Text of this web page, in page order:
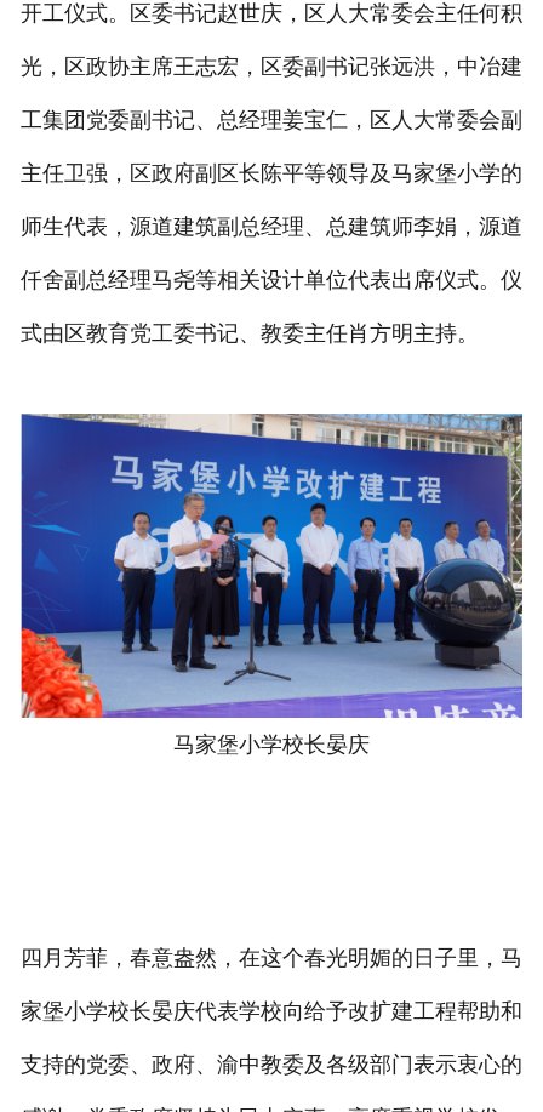
开工仪式。区委书记赵世庆，区人大常委会主任何积
光，区政协主席王志宏，区委副书记张远洪，中冶建
工集团党委副书记、总经理姜宝仁，区人大常委会副
主任卫强，区政府副区长陈平等领导及马家堡小学的
师生代表，源道建筑副总经理、总建筑师李娟，源道
仟舍副总经理马尧等相关设计单位代表出席仪式。仪
式由区教育党工委书记、教委主任肖方明主持。
马家堡小学校长晏庆
四月芳菲，春意盎然，在这个春光明媚的日子里，马
家堡小学校长晏庆代表学校向给予改扩建工程帮助和
支持的党委、政府、渝中教委及各级部门表示衷心的